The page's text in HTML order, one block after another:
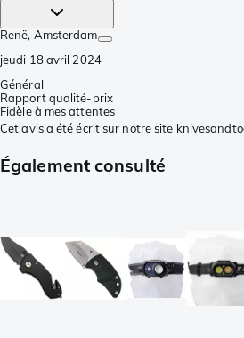
Renë, Amsterdam
jeudi 18 avril 2024
Général
Rapport qualité-prix
Fidèle à mes attentes
Cet avis a été écrit sur notre site
Également consulté